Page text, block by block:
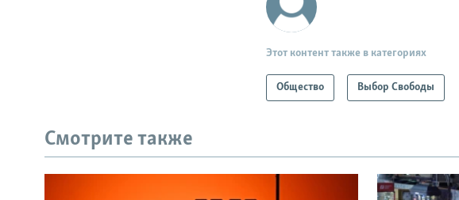
Этот контент также в категориях
Общество Выбор Свободы
Смотрите также